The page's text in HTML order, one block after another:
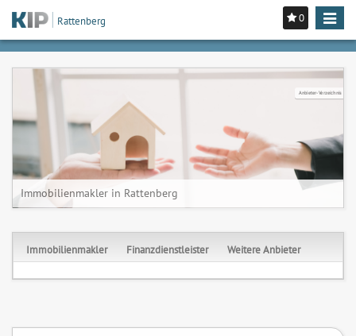
0
Toggle
Rattenberg
Anbieter-Verzeichnis
Immobilienmakler in Rattenberg
Immobilienmakler Finanzdienstleister Weitere Anbieter